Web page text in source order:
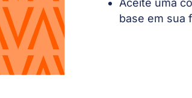
Aceite uma
base em sua